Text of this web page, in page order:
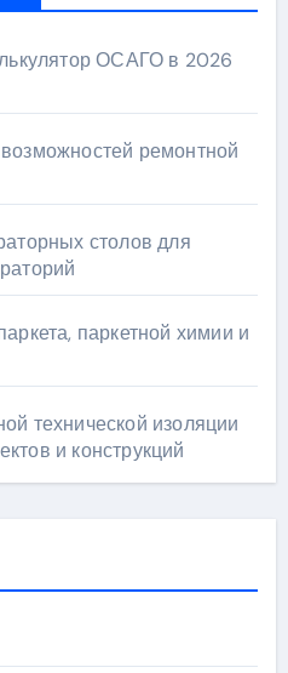
ОСАГО в 2026
ремонтной
столов для
паркетной химии и
технической изоляции
и конструкций